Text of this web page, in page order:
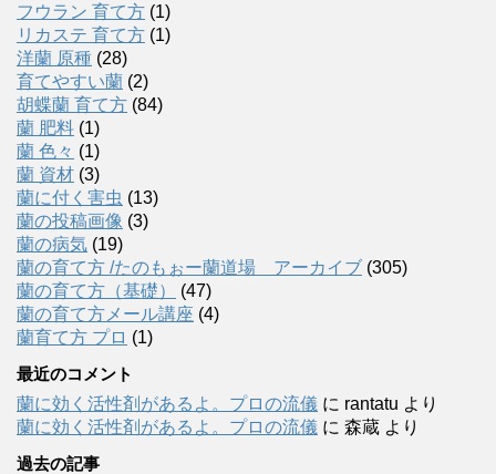
フウラン 育て方 (1)
リカステ 育て方 (1)
洋蘭 原種 (28)
育てやすい蘭 (2)
胡蝶蘭 育て方 (84)
蘭 肥料 (1)
蘭 色々 (1)
蘭 資材 (3)
蘭に付く害虫 (13)
蘭の投稿画像 (3)
蘭の病気 (19)
蘭の育て方 /たのもぉー蘭道場 アーカイブ (305)
蘭の育て方（基礎）
(47)
蘭の育て方メール講座 (4)
蘭育て方 プロ (1)
最近のコメント
蘭に効く活性剤があるよ。プロの流儀 に rantatu より
蘭に効く活性剤があるよ。プロの流儀 に 森蔵 より
過去の記事